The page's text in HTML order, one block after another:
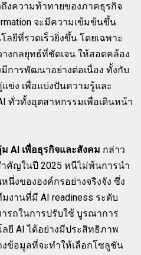
งความท้าทายของภาคธุรกิจ
จะมีความเข้มข้นขึ้น
ลยีที่รวดเร็วยิ่งขึ้น โดยเฉพาะ
งกลยุทธ์ที่ชัดเจน ให้สอดคล้อง
การพัฒนาอย่างต่อเนื่อง ทั้งกับ
ข่ง เพื่อแบ่งปันความรู้และ
ทั่วทั้งอุตสาหกรรมเพื่อเดินหน้า
AI เพื่อธุรกิจและสังคม กล่าว
ำคัญในปี 2025 หนีไม่พ้นการนำ
นึ่งขององค์กรอย่างจริงจัง ซึ่ง
งานที่มี AI readiness ระดับ
รถในการปรับใช้ บูรณาการ
ยี AI ได้อย่างมีประสิทธิภาพ
ข้อมูลที่จะทำให้เลือกโซลูชัน